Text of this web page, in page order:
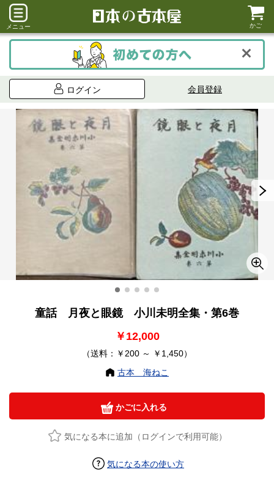
メニュー かご
ログイン 会員登録
童話 月夜と眼鏡 小川未明全集・第6巻
￥12,000
（送料：￥200 ～ ￥1,450）
古本 海ねこ
かごに入れる
気になる本に追加（ログインで利用可能）
気になる本の使い方